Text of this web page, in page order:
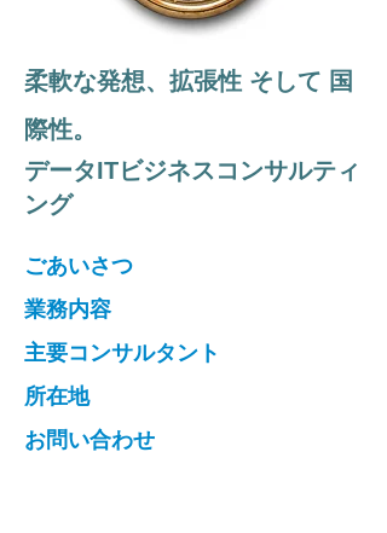
柔軟な発想、拡張性 そして 国
際性。
データITビジネスコンサルティ
ング
ごあいさつ
業務内容
主要コンサルタント
所在地​
お問い合わせ